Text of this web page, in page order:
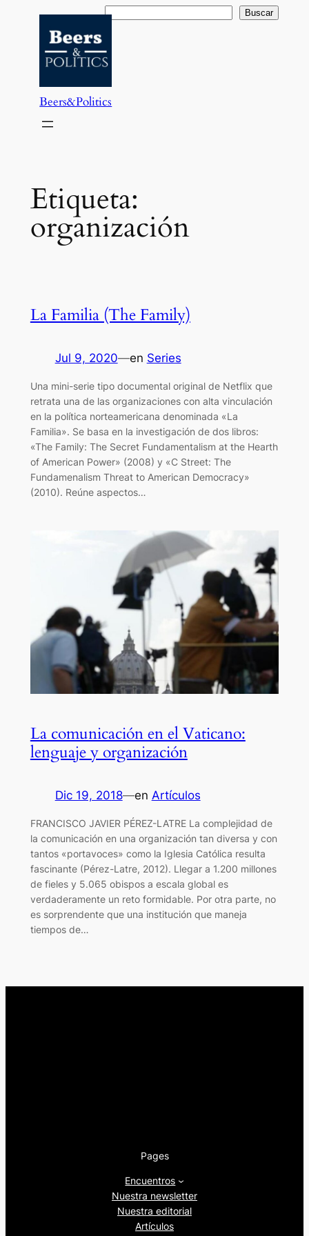
contenido
Buscar Buscar
Beers&Politics
Etiqueta:
organización
La Familia (The Family)
Jul 9, 2020—en Series
Una mini-serie tipo documental original de Netflix que
retrata una de las organizaciones con alta vinculación
en la política norteamericana denominada «La
Familia». Se basa en la investigación de dos libros:
«The Family: The Secret Fundamentalism at the Hearth
of American Power» (2008) y «C Street: The
Fundamenalism Threat to American Democracy»
(2010). Reúne aspectos…
La comunicación en el Vaticano:
lenguaje y organización
Dic 19, 2018—en Artículos
FRANCISCO JAVIER PÉREZ-LATRE La complejidad de
la comunicación en una organización tan diversa y con
tantos «portavoces» como la Iglesia Católica resulta
fascinante (Pérez-Latre, 2012). Llegar a 1.200 millones
de fieles y 5.065 obispos a escala global es
verdaderamente un reto formidable. Por otra parte, no
es sorprendente que una institución que maneja
tiempos de…
Pages
Encuentros
Nuestra newsletter
Nuestra editorial
Artículos